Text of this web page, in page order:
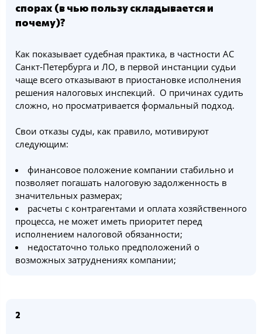
спорах (в чью пользу складывается и
почему)?
Как показывает судебная практика, в частности АС
Санкт-Петербурга и ЛО, в первой инстанции судьи
чаще всего отказывают в приостановке исполнения
решения налоговых инспекций. О причинах судить
сложно, но просматривается формальный подход.
Свои отказы суды, как правило, мотивируют
следующим:
финансовое положение компании стабильно и
позволяет погашать налоговую задолженность в
значительных размерах;
расчеты с контрагентами и оплата хозяйственного
процесса, не может иметь приоритет перед
исполнением налоговой обязанности;
недостаточно только предположений о
возможных затруднениях компании;
2